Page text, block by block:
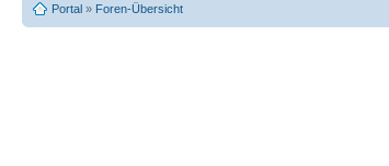
Portal » Foren-Übersicht